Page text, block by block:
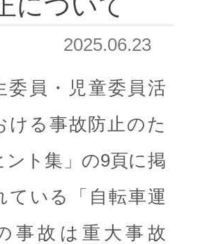
2025.06.23
委員・児童委員活
ける事故防止のた
ント集」の9頁に掲
ている「自転車運
事故は重大事故